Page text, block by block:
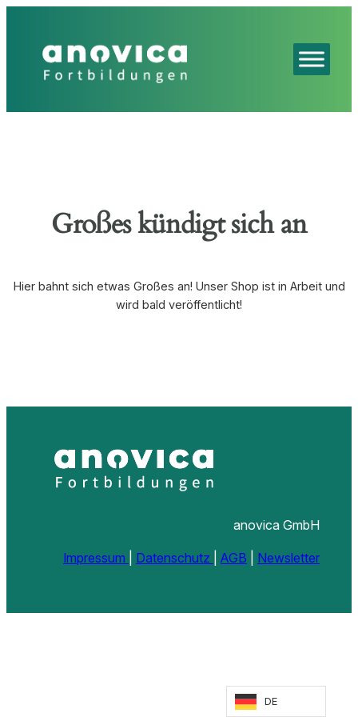
Großes kündigt sich an
Hier bahnt sich etwas Großes an! Unser Shop ist in Arbeit und
wird bald veröffentlicht!
anovica GmbH
Impressum Datenschutz AGB Newsletter
DE